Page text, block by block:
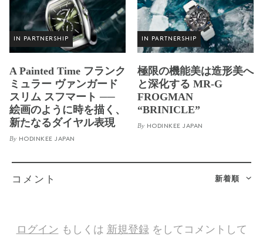
IN PARTNERSHIP
A Painted Time フランク
ミュラー ヴァンガード
スリム スフマート ──
絵画のように時を描く、
新たなるダイヤル表現
By HODINKEE JAPAN
IN PARTNERSHIP
極限の機能美は造形美へ
と深化する MR-G
FROGMAN
“BRINICLE”
By HODINKEE JAPAN
新着順
コメント
ログイン もしくは 新規登録をしてコメントして